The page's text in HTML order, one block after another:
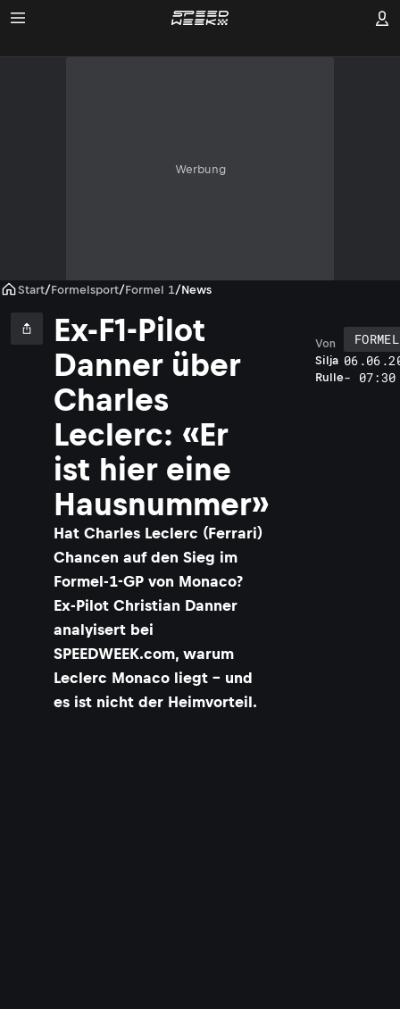
Werbung
Start/Formelsport/Formel 1/News
Ex-F1-Pilot
Danner über
Charles
Leclerc: «Er
ist hier eine
Hausnummer»
Hat Charles Leclerc (Ferrari)
Chancen auf den Sieg im
Formel-1-GP von Monaco?
Ex-Pilot Christian Danner
analyisert bei
SPEEDWEEK.com, warum
Leclerc Monaco liegt – und
es ist nicht der Heimvorteil.
Silja
Rulle
Von
- 07:30